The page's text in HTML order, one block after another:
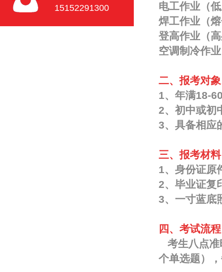
15152291300
电工作业（
焊工作业（
登高作业（
空调制冷作
二、报考对象
1、年满18-
2、初中或初
3、具备相应
三、报考材料
1、身份证原
2、毕业证复
3、一寸蓝底
四、考试流程
考生八点准
个单选题）